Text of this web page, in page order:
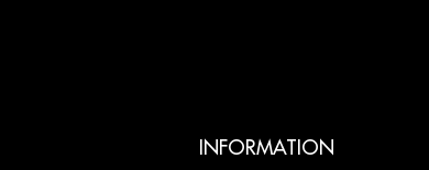
INFORMATION